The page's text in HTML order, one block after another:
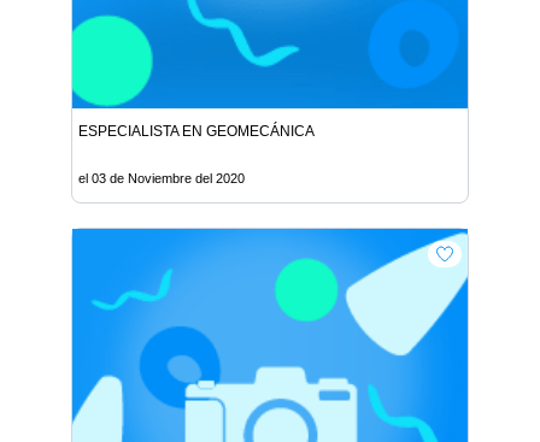
ESPECIALISTA EN GEOMECÁNICA
el 03 de Noviembre del 2020